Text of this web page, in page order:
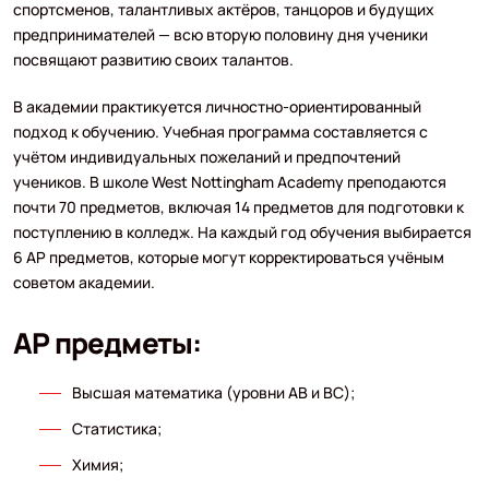
спортсменов, талантливых актёров, танцоров и будущих
предпринимателей — всю вторую половину дня ученики
посвящают развитию своих талантов.
В академии практикуется личностно-ориентированный
подход к обучению. Учебная программа составляется с
учётом индивидуальных пожеланий и предпочтений
учеников. В школе West Nottingham Academy преподаются
почти 70 предметов, включая 14 предметов для подготовки к
поступлению в колледж. На каждый год обучения выбирается
6 AP предметов, которые могут корректироваться учёным
советом академии.
AP предметы:
Высшая математика (уровни AB и BC);
Статистика;
Химия;